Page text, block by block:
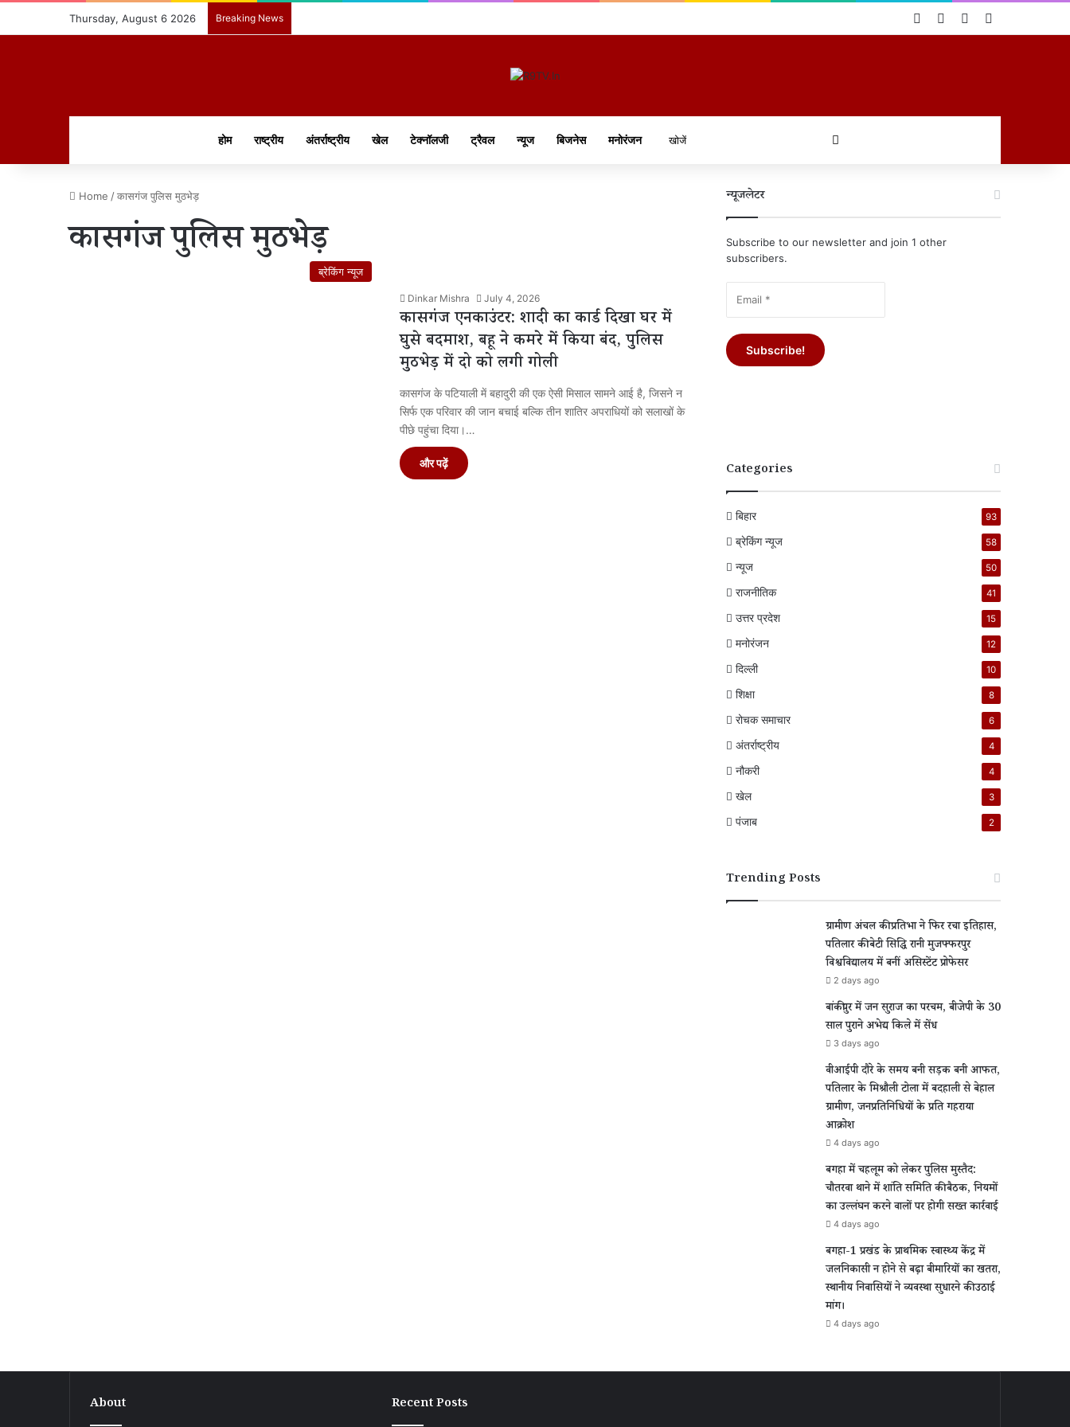
Thursday, August 6 2026 Breaking News Log InRandom Article
Sidebar
होम राष्ट्रीय अंतर्राष्ट्रीय खेल टेक्नॉलजी ट्रैवल न्यूज बिजनेस मनोरंजन
Home /कासगंज पुलिस मुठभेड़
कासगंज पुलिस मुठभेड़
ब्रेकिंग न्यूज
Dinkar Mishra July 4, 2026
कासगंज एनकाउंटर: शादी का कार्ड दिखा घर में
घुसे बदमाश, बहू ने कमरे में किया बंद, पुलिस
मुठभेड़ में दो को लगी गोली
कासगंज के पटियाली में बहादुरी की एक ऐसी मिसाल सामने आई है, जिसने न
सिर्फ एक परिवार की जान बचाई बल्कि तीन शातिर अपराधियों को सलाखों के
पीछे पहुंचा दिया।…
और पढ़ें
न्यूजलेटर
Subscribe to our newsletter and join 1 other
subscribers.
Categories
बिहार 93
ब्रेकिंग न्यूज 58
न्यूज 50
राजनीतिक 41
उत्तर प्रदेश 15
मनोरंजन 12
दिल्ली 10
शिक्षा 8
रोचक समाचार 6
अंतर्राष्ट्रीय 4
नौकरी 4
खेल 3
पंजाब 2
Trending Posts
ग्रामीण अंचल की प्रतिभा ने फिर रचा इतिहास,
पतिलार की बेटी सिद्धि रानी मुजफ्फरपुर
विश्वविद्यालय में बनीं असिस्टेंट प्रोफेसर
2 days ago
बांकीपुर में जन सुराज का परचम, बीजेपी के 30
साल पुराने अभेद्य किले में सेंध
3 days ago
वीआईपी दौरे के समय बनी सड़क बनी आफत,
पतिलार के मिश्रौली टोला में बदहाली से बेहाल
ग्रामीण, जनप्रतिनिधियों के प्रति गहराया
आक्रोश
4 days ago
बगहा में चहलूम को लेकर पुलिस मुस्तैद:
चौतरवा थाने में शांति समिति की बैठक, नियमों
का उल्लंघन करने वालों पर होगी सख्त कार्रवाई
4 days ago
बगहा-1 प्रखंड के प्राथमिक स्वास्थ्य केंद्र में
जलनिकासी न होने से बढ़ा बीमारियों का खतरा,
स्थानीय निवासियों ने व्यवस्था सुधारने की उठाई
मांग।
4 days ago
About Recent Posts
ग्रामीण
बांकीपुर